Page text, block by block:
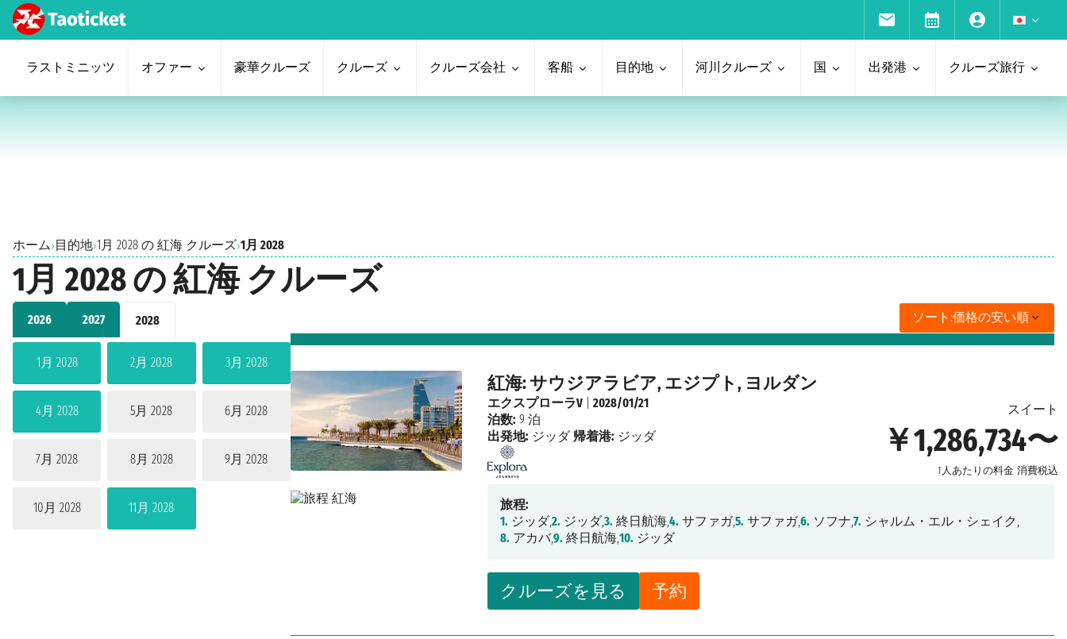
ラストミニッツ オファー 豪華クルーズ クルーズ クルーズ会社 客船 目的地 河川クルーズ 国 出発港 クルーズ旅行
ホーム›目的地›1月 2028 の 紅海 クルーズ›1月 2028
1月 2028 の 紅海 クルーズ
2026 2027 2028
1月 2028 2月 2028 3月 2028
4月 2028 5月 2028 6月 2028
7月 2028 8月 2028 9月 2028
10月 2028 11月 2028
ソート:価格の安い順
紅海: サウジアラビア, エジプト, ヨルダン
スイート
￥1,286,734〜
1人あたりの料金 消費税込
クルーズを見る 予約
エクスプローラV |2028/01/21
泊数: 9 泊
出発地: ジッダ 帰着港: ジッダ
旅程:
1. ジッダ,2. ジッダ,3. 終日航海,4. サファガ,5. サファガ,6. ソフナ,7. シャルム・エル・シェイク,
8. アカバ,9. 終日航海,10. ジッダ